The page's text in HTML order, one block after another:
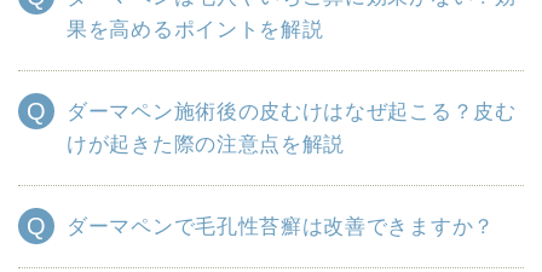
果を高めるポイントを解説
ダーマペン施術後の皮むけはなぜ起こる？皮む
けが起きた際の注意点を解説
ダーマペンで毛孔性苔癬は改善できますか？